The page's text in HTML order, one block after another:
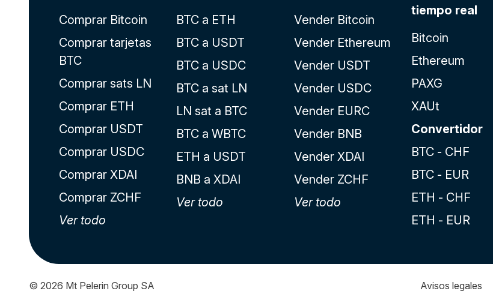
Comprar Bitcoin
Comprar tarjetas
BTC
Comprar sats LN
Comprar ETH
Comprar USDT
Comprar USDC
Comprar XDAI
Comprar ZCHF
Ver todo
BTC a ETH
BTC a USDT
BTC a USDC
BTC a sat LN
LN sat a BTC
BTC a WBTC
ETH a USDT
BNB a XDAI
Ver todo
Vender Bitcoin
Vender Ethereum
Vender USDT
Vender USDC
Vender EURC
Vender BNB
Vender XDAI
Vender ZCHF
Ver todo
tiempo real
Bitcoin
Ethereum
PAXG
XAUt
Convertidor
BTC - CHF
BTC - EUR
ETH - CHF
ETH - EUR
© 2026 Mt Pelerin Group SA Avisos legales